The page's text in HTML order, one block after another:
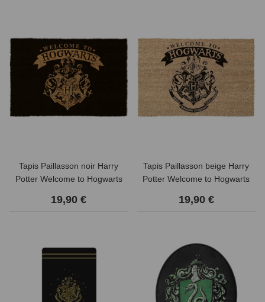
Tapis Paillasson noir Harry
Potter Welcome to Hogwarts
19,90 €
Tapis Paillasson beige Harry
Potter Welcome to Hogwarts
19,90 €